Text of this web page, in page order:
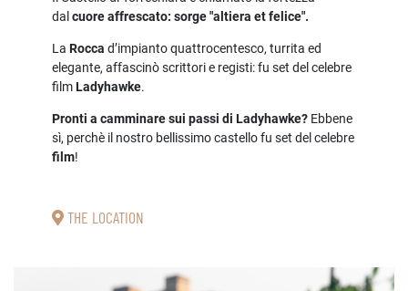
dal cuore affrescato: sorge "altiera et felice".
La Rocca d’impianto quattrocentesco, turrita ed
elegante, affascinò scrittori e registi: fu set del celebre
filmLadyhawke.
Pronti a camminare sui passi di Ladyhawke? Ebbene
sì, perchè il nostro bellissimo castello fu set del celebre
film!
THE LOCATION